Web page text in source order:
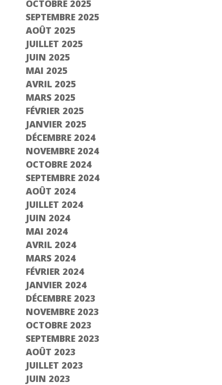
OCTOBRE 2025
SEPTEMBRE 2025
AOÛT 2025
JUILLET 2025
JUIN 2025
MAI 2025
AVRIL 2025
MARS 2025
FÉVRIER 2025
JANVIER 2025
DÉCEMBRE 2024
NOVEMBRE 2024
OCTOBRE 2024
SEPTEMBRE 2024
AOÛT 2024
JUILLET 2024
JUIN 2024
MAI 2024
AVRIL 2024
MARS 2024
FÉVRIER 2024
JANVIER 2024
DÉCEMBRE 2023
NOVEMBRE 2023
OCTOBRE 2023
SEPTEMBRE 2023
AOÛT 2023
JUILLET 2023
JUIN 2023